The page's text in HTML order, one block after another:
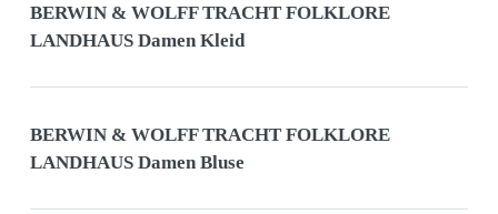
BERWIN & WOLFF TRACHT FOLKLORE
LANDHAUS Damen Kleid
BERWIN & WOLFF TRACHT FOLKLORE
LANDHAUS Damen Bluse